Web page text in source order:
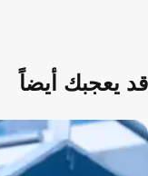
قد يعجبك أيضاً